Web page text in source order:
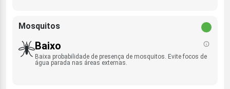
Mosquitos
Baixo
Baixa probabilidade de presença de mosquitos. Evite focos de
água parada nas áreas externas.